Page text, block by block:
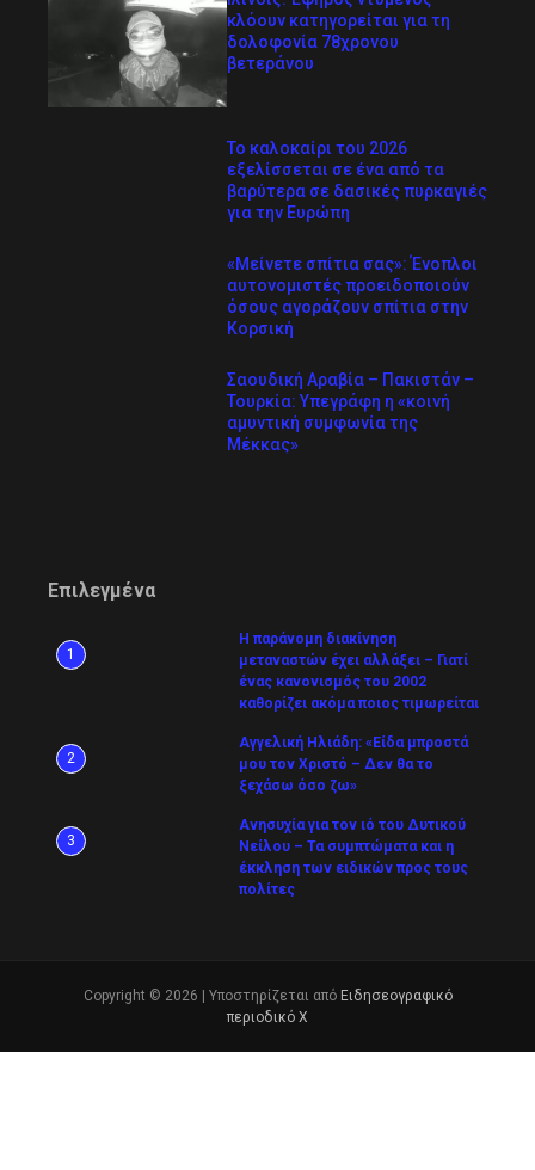
κλόουν κατηγορείται για τη
δολοφονία 78χρονου
βετεράνου
Το καλοκαίρι του 2026
εξελίσσεται σε ένα από τα
βαρύτερα σε δασικές πυρκαγιές
για την Ευρώπη
«Μείνετε σπίτια σας»: Ένοπλοι
αυτονομιστές προειδοποιούν
όσους αγοράζουν σπίτια στην
Κορσική
Σαουδική Αραβία – Πακιστάν –
Τουρκία: Υπεγράφη η «κοινή
αμυντική συμφωνία της
Μέκκας»
Επιλεγμένα
1
Η παράνομη διακίνηση
μεταναστών έχει αλλάξει – Γιατί
ένας κανονισμός του 2002
καθορίζει ακόμα ποιος τιμωρείται
2
Αγγελική Ηλιάδη: «Είδα μπροστά
μου τον Χριστό – Δεν θα το
ξεχάσω όσο ζω»
3
Ανησυχία για τον ιό του Δυτικού
Νείλου – Τα συμπτώματα και η
έκκληση των ειδικών προς τους
πολίτες
Copyright © 2026 | Υποστηρίζεται από Ειδησεογραφικό
περιοδικό Χ